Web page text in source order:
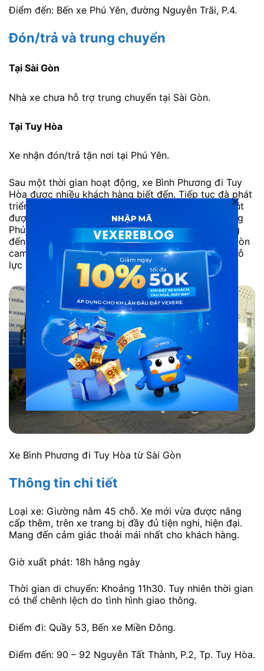
Điểm đến: Bến xe Phú Yên, đường Nguyễn Trãi, P.4.
Đón/trả và trung chuyển
Tại Sài Gòn
Nhà xe chưa hỗ trợ trung chuyển tại Sài Gòn.
Tại Tuy Hòa
Xe nhận đón/trả tận nơi tại Phú Yên.
Sau một thời gian hoạt động, xe Bình Phương đi Tuy
Hòa được nhiều khách hàng biết đến. Tiếp tục đà phát
triển, hãng xe đã nâng cấp và cải tiến dàn xe thu hút
được sự quan tâm của khách hàng trên tuyến đường
Phú Yên – Sài Gòn. Xe Bình Phương không chỉ mang
đến cho hành khách những chuyến xe an toàn mà còn
cam kết xuất bến đúng giờ. Và quan trọng là luôn nỗ
lực nâng cao chất lượng dịch vụ.
Xe Bình Phương đi Tuy Hòa từ Sài Gòn
Thông tin chi tiết
Loại xe: Giường nằm 45 chỗ. Xe mới vừa được nâng
cấp thêm, trên xe trang bị đầy đủ tiện nghi, hiện đại.
Mang đến cảm giác thoải mái nhất cho khách hàng.
Giờ xuất phát: 18h hằng ngày
Thời gian di chuyển: Khoảng 11h30. Tuy nhiên thời gian
có thể chênh lệch do tình hình giao thông.
Điểm đi: Quầy 53, Bến xe Miền Đông.
Điểm đến: 90 – 92 Nguyễn Tất Thành, P.2, Tp. Tuy Hòa.